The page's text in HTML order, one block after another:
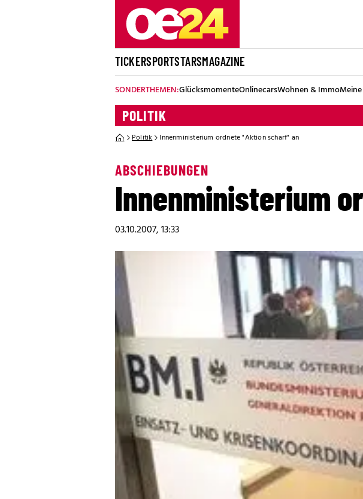
TICKERSPORTSTARSMAGAZINE
SONDERTHEMEN:GlücksmomenteOnlinecarsWohnen & Immo
POLITIK
Politik Innenministerium ordnete "Aktion scharf" an
ABSCHIEBUNGEN
Innenministerium
03.10.2007, 13:33